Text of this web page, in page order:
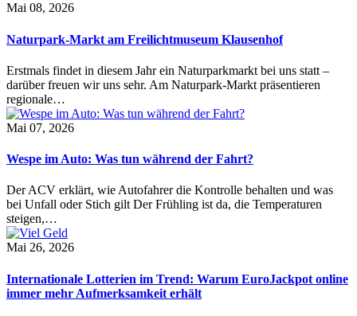
Mai 08, 2026
Naturpark-Markt am Freilichtmuseum Klausenhof
Erstmals findet in diesem Jahr ein Naturparkmarkt bei uns statt –
darüber freuen wir uns sehr. Am Naturpark-Markt präsentieren
regionale…
Mai 07, 2026
Wespe im Auto: Was tun während der Fahrt?
Der ACV erklärt, wie Autofahrer die Kontrolle behalten und was
bei Unfall oder Stich gilt Der Frühling ist da, die Temperaturen
steigen,…
Mai 26, 2026
Internationale Lotterien im Trend: Warum EuroJackpot online
immer mehr Aufmerksamkeit erhält